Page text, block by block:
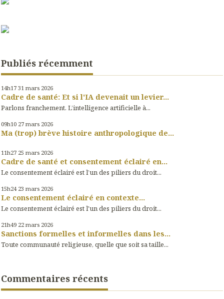
Publiés récemment
14h17 31 mars 2026
Cadre de santé: Et si l'IA devenait un levier...
Parlons franchement. L’intelligence artificielle à...
09h10 27 mars 2026
Ma (trop) brève histoire anthropologique de...
11h27 25 mars 2026
Cadre de santé et consentement éclairé en...
Le consentement éclairé est l’un des piliers du droit...
15h24 23 mars 2026
Le consentement éclairé en contexte...
Le consentement éclairé est l'un des piliers du droit...
21h49 22 mars 2026
Sanctions formelles et informelles dans les...
Toute communauté religieuse, quelle que soit sa taille...
Commentaires récents